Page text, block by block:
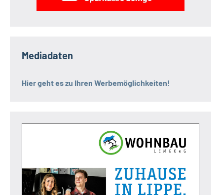
Mediadaten
Hier geht es zu Ihren Werbemöglichkeiten!